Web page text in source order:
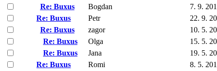
Re: Buxus
Bogdan
7. 9.
Re: Buxus
Petr
22. 9.
Re: Buxus
zagor
10. 5.
Re: Buxus
Olga
15. 5.
Re: Buxus
Jana
19. 5.
Re: Buxus
Romi
8. 5.